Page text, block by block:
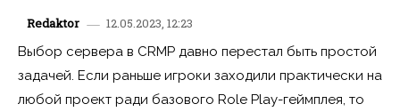
Redaktor
12.05.2023, 12:23
Выбор сервера в CRMP давно перестал быть простой
задачей. Если раньше игроки заходили практически на
любой проект ради базового Role Play-геймплея, то